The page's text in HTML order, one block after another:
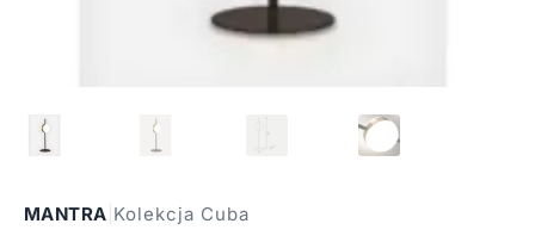
MANTRA Kolekcja Cuba